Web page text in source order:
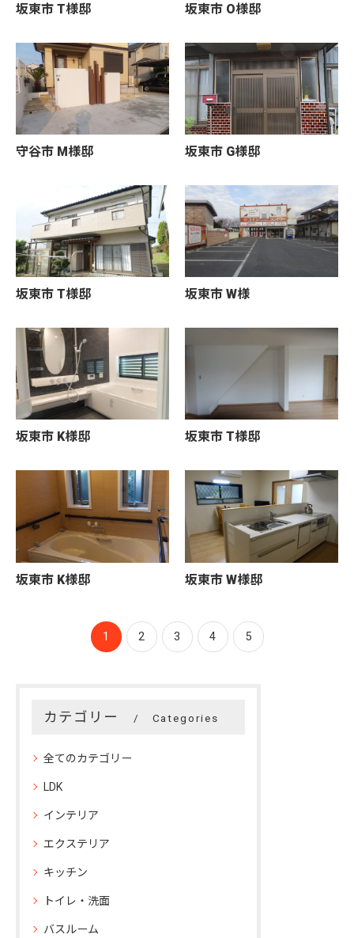
坂東市 T様邸 坂東市 O様邸
守谷市 M様邸 坂東市 G様邸
坂東市 T様邸 坂東市 W様
坂東市 K様邸 坂東市 T様邸
坂東市 K様邸 坂東市 W様邸
1 2 3 4 5
カテゴリー Categories
全てのカテゴリー
LDK
インテリア
エクステリア
キッチン
トイレ・洗面
バスルーム